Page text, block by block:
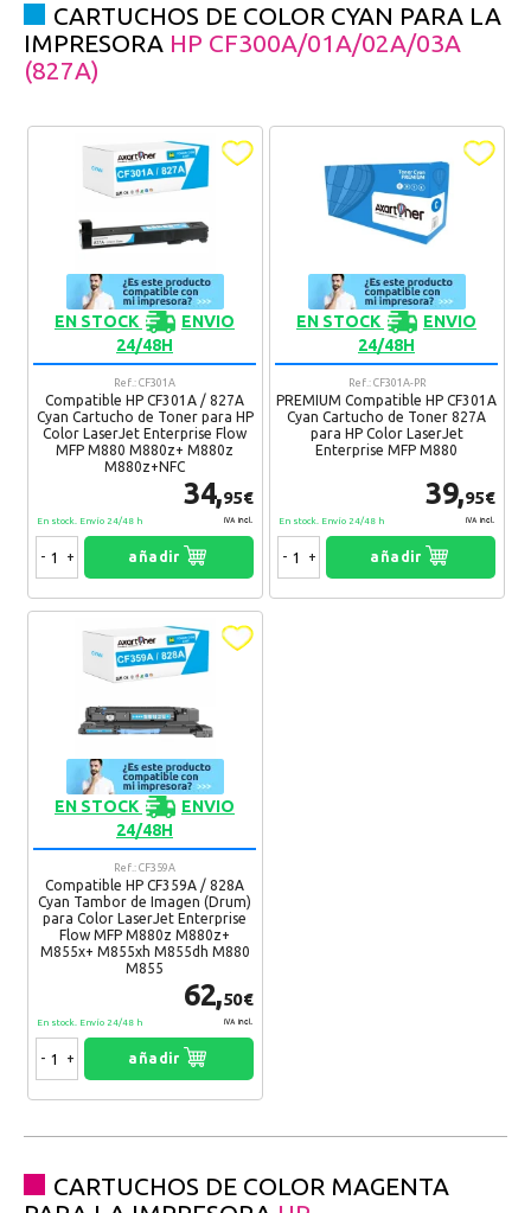
CARTUCHOS DE COLOR CYAN PARA LA
IMPRESORA HP CF300A/01A/02A/03A
(827A)
EN STOCK
ENVIO
24/48H
Ref.: CF301A
Compatible HP CF301A / 827A
Cyan Cartucho de Toner para HP
Color LaserJet Enterprise Flow
MFP M880 M880z+ M880z
M880z+NFC
34,95€
IVA Incl.
En stock. Envío 24/48 h
- + añadir
EN STOCK
ENVIO
24/48H
Ref.: CF301A-PR
PREMIUM Compatible HP CF301A
Cyan Cartucho de Toner 827A
para HP Color LaserJet
Enterprise MFP M880
39,95€
IVA Incl.
En stock. Envío 24/48 h
- + añadir
EN STOCK
ENVIO
24/48H
Ref.: CF359A
Compatible HP CF359A / 828A
Cyan Tambor de Imagen (Drum)
para Color LaserJet Enterprise
Flow MFP M880z M880z+
M855x+ M855xh M855dh M880
M855
62,50€
IVA Incl.
En stock. Envío 24/48 h
- + añadir
CARTUCHOS DE COLOR MAGENTA